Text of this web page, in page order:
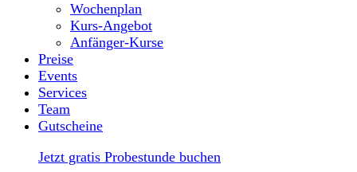
Wochenplan
Kurs-Angebot
Anfänger-Kurse
Preise
Events
Services
Team
Gutscheine
Jetzt gratis Probestunde buchen